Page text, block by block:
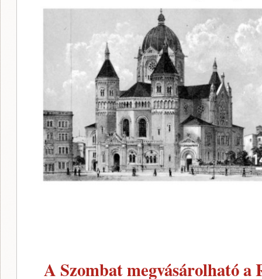
A Szombat megvásárolható a